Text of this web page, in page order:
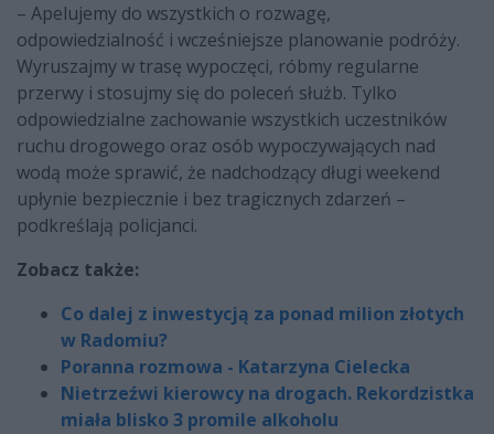
– Apelujemy do wszystkich o rozwagę,
odpowiedzialność i wcześniejsze planowanie podróży.
Wyruszajmy w trasę wypoczęci, róbmy regularne
przerwy i stosujmy się do poleceń służb. Tylko
odpowiedzialne zachowanie wszystkich uczestników
ruchu drogowego oraz osób wypoczywających nad
wodą może sprawić, że nadchodzący długi weekend
upłynie bezpiecznie i bez tragicznych zdarzeń –
podkreślają policjanci.
Zobacz także:
Co dalej z inwestycją za ponad milion złotych
w Radomiu?
Poranna rozmowa - Katarzyna Cielecka
Nietrzeźwi kierowcy na drogach. Rekordzistka
miała blisko 3 promile alkoholu